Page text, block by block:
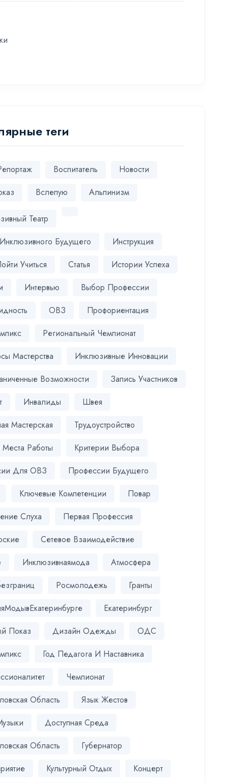
теги
Воспитатель
Новости
Вслепую Альпинизм
Театр
Будущего
Инструкция
Учиться
Статья
Истории Успеха
Интервью
Выбор Профессии
ОВЗ
Профориентация
Региональный Чемпионат
Мастерства
Инклюзивные Инновации
Возможности
Запись Участников
Инвалиды
Швея
Мастерская
Трудоустройство
Работы
Критерии Выбора
Для ОВЗ
Профессии Будущего
Ключевые Компетенции
Повар
Слуха
Первая Профессия
Сетевое Взаимодействие
Инклюзивнаямода
Атмосфера
Росмолодежь
Гранты
Екатеринбург
Показ
Дизайн Одежды
ОДС
Год Педагога И Наставника
Чемпионат
Область
Язык Жестов
Доступная Среда
Область
Губернатор
Культурный Отдых
Концерт